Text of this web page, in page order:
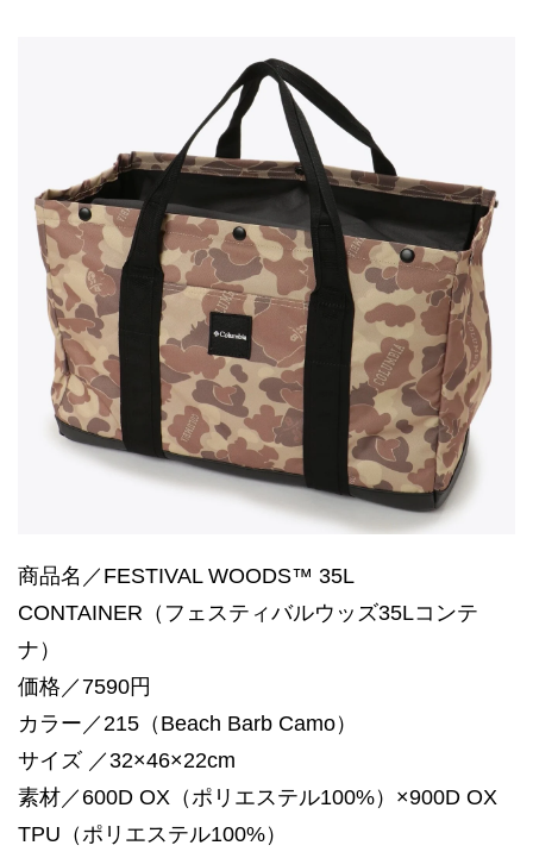
商品名／FESTIVAL WOODS™ 35L
CONTAINER（フェスティバルウッズ35Lコンテ
ナ）
価格／7590円
カラー／215（Beach Barb Camo）
サイズ ／32×46×22cm
素材／600D OX（ポリエステル100%）×900D OX
TPU（ポリエステル100%）